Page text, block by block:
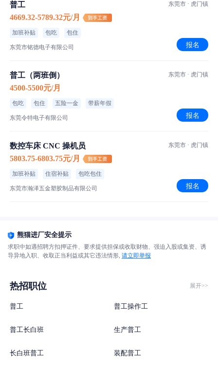
食宿介绍
伙食标准 丰俭由君
菜品特色 粤菜,湘菜
工厂信息
东莞令特电子有限公司
普工
4669.32-5789.32元/月
加班补贴 包吃 包住
东莞市铭德电子有限公司
东莞市 · 虎门镇
报名
普工（两班倒）
4500-5500元/月
包吃 包住 五险一金 带薪年假
东莞令特电子有限公司
东莞市 · 虎门镇
报名
数控车床 CNC 操机员
5803.75-6803.75元/月
加班补贴 住宿补贴 包吃包住
东莞市瀚泽五金塑胶制品有限公司
东莞市 · 虎门镇
报名
熊猫进厂安全提示
求职中如遇招聘方扣押证件、要求提供担保或收取财物、强迫入股或集资、诱
导异地入职、收取正当利益或其它违法情形, 请立即举报
热招职位 展开>>
普工 普工操作工
普工长白班 生产普工
长白班普工 装配普工